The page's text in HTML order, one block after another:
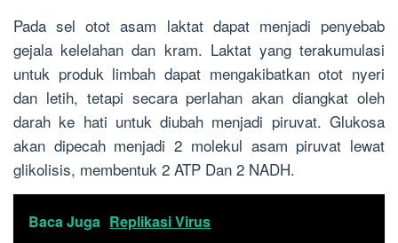
Pada sel otot asam laktat dapat menjadi penyebab
gejala kelelahan dan kram. Laktat yang terakumulasi
untuk produk limbah dapat mengakibatkan otot nyeri
dan letih, tetapi secara perlahan akan diangkat oleh
darah ke hati untuk diubah menjadi piruvat. Glukosa
akan dipecah menjadi 2 molekul asam piruvat lewat
glikolisis, membentuk 2 ATP Dan 2 NADH.
Baca Juga Replikasi Virus